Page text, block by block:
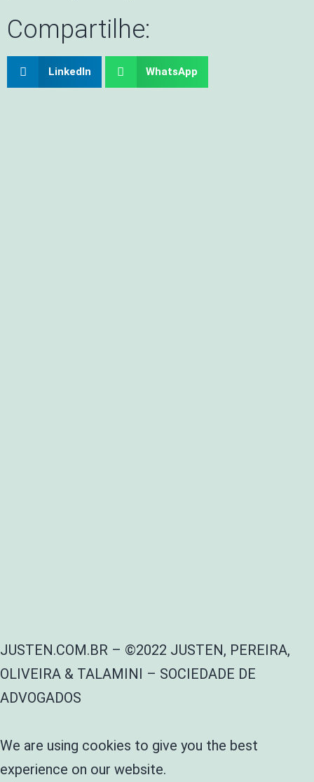
Compartilhe:
LinkedIn WhatsApp
JUSTEN.COM.BR – ©2022 JUSTEN, PEREIRA,
OLIVEIRA & TALAMINI – SOCIEDADE DE
ADVOGADOS
We are using cookies to give you the best
experience on our website.